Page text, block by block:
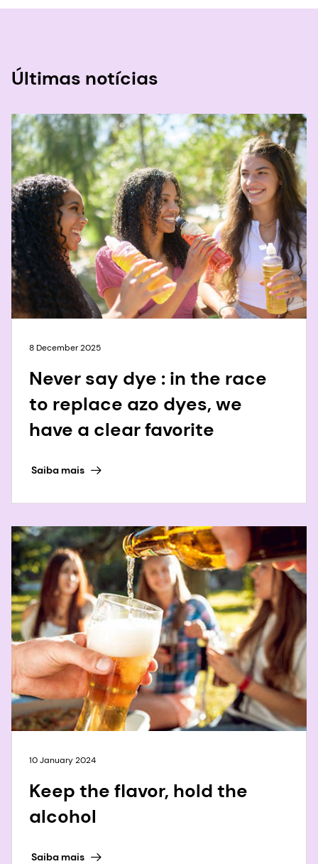
Últimas notícias
8 December 2025
Never say dye : in the race
to replace azo dyes, we
have a clear favorite
Saiba mais
10 January 2024
Keep the flavor, hold the
alcohol
Saiba mais